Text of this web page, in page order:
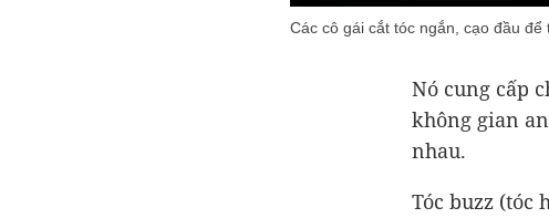
Các cô gái cắt tóc ngắn, cạo đầu
Nó cung cấp
không gian
nhau.
Tóc buzz (tóc